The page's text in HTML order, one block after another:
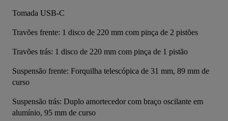
Tomada USB-C
Travões frente: 1 disco de 220 mm com pinça de 2 pistões
Travões trás: ﻿1 disco de 220 mm com pinça de 1 pistão
Suspensão frente: Forquilha telescópica de 31 mm, 89 mm de
curso
Suspensão trás: Duplo amortecedor com braço oscilante em
alumínio, 95 mm de curso